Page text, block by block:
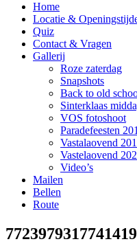
Home
Locatie &
Quiz
Contact & Vragen
Gallerij
Roze zaterdag
Snapshots
Back to old
Sinterklaas
VOS fotoshoot
Paradefeesten
Vastalaovend
Vastelaovend
Video’s
Mailen
Bellen
Route